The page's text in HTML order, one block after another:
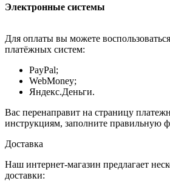
Электронные системы
Для оплаты вы можете
платёжных систем:
PayPal;
WebMoney;
Яндекс.Деньги.
Вас перенаправит на страницу
инструкциям, заполните правильную
Доставка
Наш интернет-магазин предлагает
доставки: